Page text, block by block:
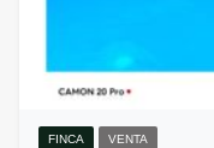
FINCA VENTA